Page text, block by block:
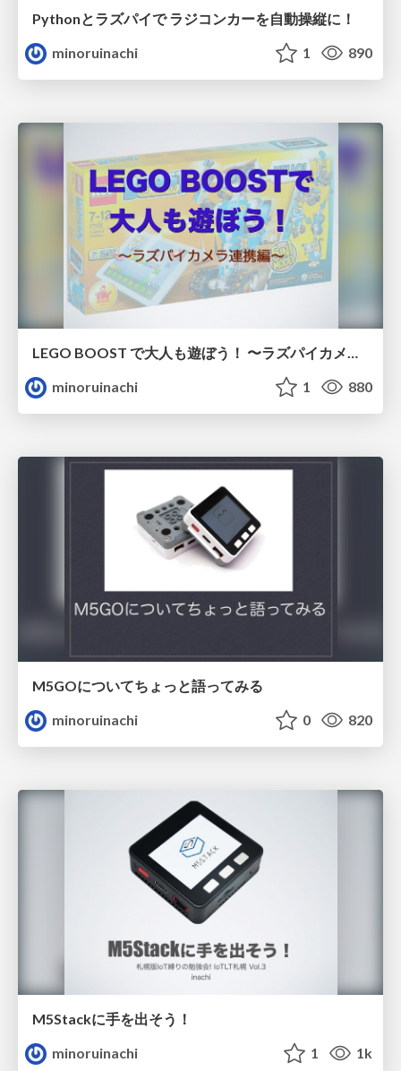
Pythonとラズパイで ラジコンカーを自動操縦に！
minoruinachi
1 890
minoruinachi
1 880
M5GOについてちょっと語ってみる
minoruinachi
0 820
M5Stackに手を出そう！
minoruinachi
1 1k